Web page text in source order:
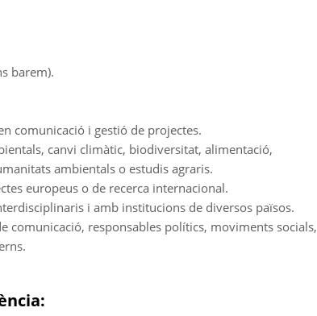
barem).
comunicació i gestió de projectes.
canvi climàtic, biodiversitat, alimentació,
ambientals o estudis agraris.
europeus o de recerca internacional.
i amb institucions de diversos països.
comunicació, responsables polítics, moviments socials,